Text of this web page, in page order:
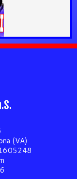
(VA)